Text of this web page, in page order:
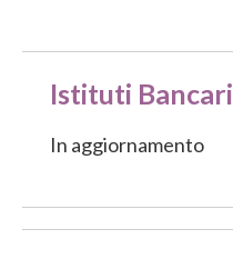
Istituti Bancari
In aggiornamento